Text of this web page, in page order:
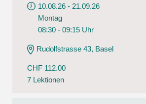
10.08.26 - 21.09.26
Montag
08:30 - 09:15 Uhr
Rudolfstrasse 43, Basel
CHF 112.00
7 Lektionen